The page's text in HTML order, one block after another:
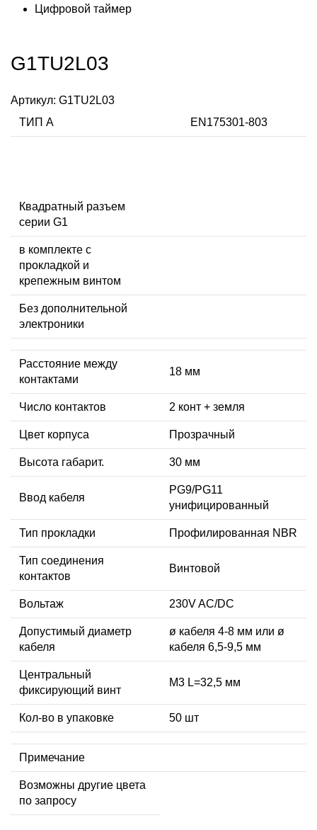
Цифровой таймер
G1TU2L03
Артикул: G1TU2L03
ТИП А
EN175301-803
Квадратный разъем
серии G1
в комплекте с
прокладкой и
крепежным винтом
Без дополнительной
электроники
Расстояние между
контактами
18 мм
Число контактов 2 конт + земля
Цвет корпуса Прозрачный
Высота габарит. 30 мм
Ввод кабеля
PG9/PG11
унифицированный
Тип прокладки Профилированная NBR
Тип соединения
контактов
Винтовой
Вольтаж 230V AC/DC
Допустимый диаметр
кабеля
ø кабеля 4-8 мм или ø
кабеля 6,5-9,5 мм
Центральный
фиксирующий винт
М3 L=32,5 мм
Кол-во в упаковке 50 шт
Примечание
Возможны другие цвета
по запросу